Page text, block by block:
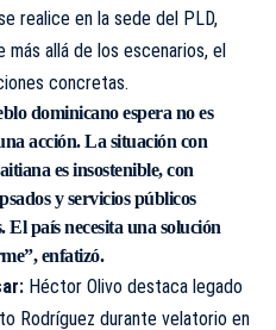
realice en la sede del PLD,
más allá de los escenarios, el
concretas.
dominicano espera no es
acción. La situación con
es insostenible, con
y servicios públicos
El país necesita una solución
enfatizó.
Héctor Olivo destaca legado
Rodríguez durante velatorio en